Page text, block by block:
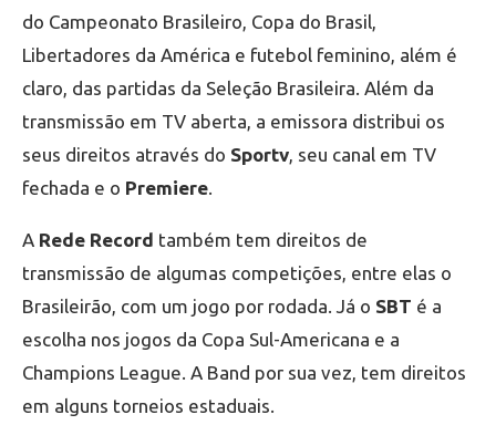
do Campeonato Brasileiro, Copa do Brasil,
Libertadores da América e futebol feminino, além é
claro, das partidas da Seleção Brasileira. Além da
transmissão em TV aberta, a emissora distribui os
seus direitos através do Sportv , seu canal em TV
fechada e o Premiere
A Rede Record também tem direitos de
transmissão de algumas competições, entre elas o
Brasileirão, com um jogo por rodada. Já o SBT é a
escolha nos jogos da Copa Sul-Americana e a
Champions League. A Band por sua vez, tem direitos
em alguns torneios estaduais.